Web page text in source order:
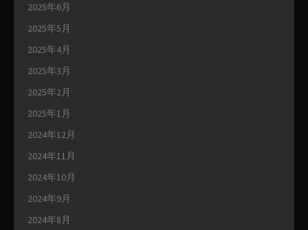
2025年6月
2025年5月
2025年4月
2025年3月
2025年2月
2025年1月
2024年12月
2024年11月
2024年10月
2024年9月
2024年8月